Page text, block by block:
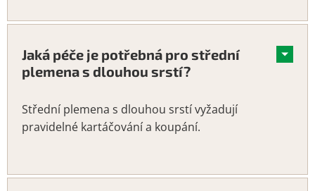
Jaká péče je potřebná pro střední
plemena s dlouhou srstí?
Střední plemena s dlouhou srstí vyžadují
pravidelné kartáčování a koupání.